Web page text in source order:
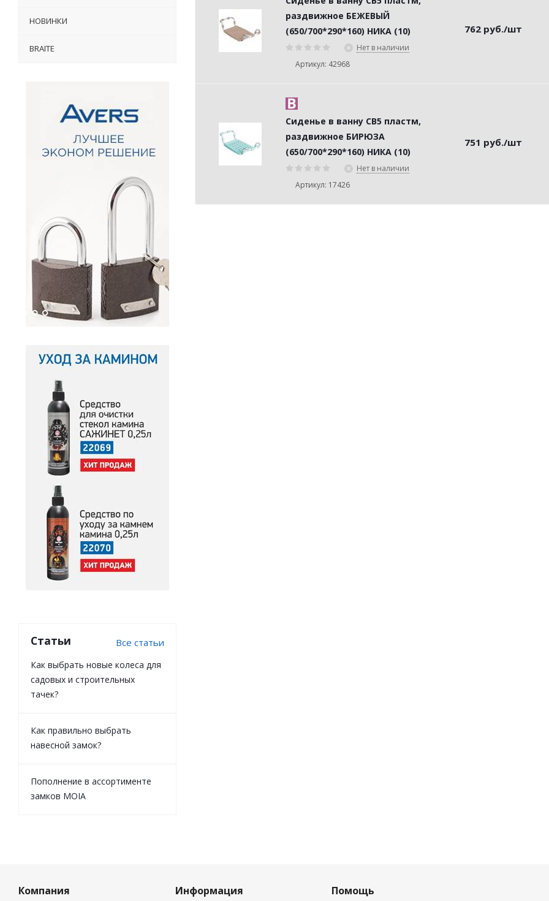
раздвижное БЕЖЕВЫЙ
(650/700*290*160) НИКА (10)
Нет в наличии
Артикул: 42968
762 руб./шт
Сиденье в ванну СВ5 пластм,
раздвижное БИРЮЗА
(650/700*290*160) НИКА (10)
Нет в наличии
Артикул: 17426
751 руб./шт
НОВИНКИ
BRAITE
Статьи Все статьи
Как выбрать новые колеса для
садовых и строительных
тачек?
Как правильно выбрать
навесной замок?
Пополнение в ассортименте
замков MOIA
Компания Информация Помощь